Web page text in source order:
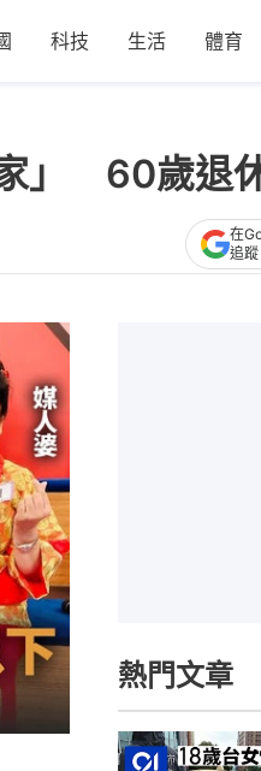
科技 生活 體育
」 60歲退
在
追蹤
熱門文章